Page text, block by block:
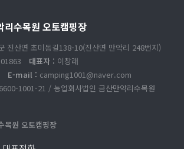
리수목원 오토캠핑장
진산면 초미동길138-10(진산면 만악리 248번지)
대표자 : 이창래
E-mail : camping1001@naver.com
1001-21 / 농업회사법인 금산만악리수목원
목원 오토캠핑장